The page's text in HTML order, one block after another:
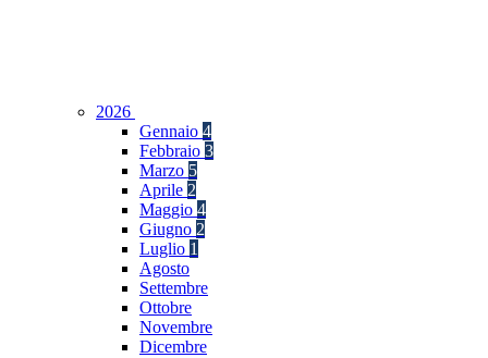
2026
Gennaio 4
Febbraio 3
Marzo 5
Aprile 2
Maggio 4
Giugno 2
Luglio 1
Agosto
Settembre
Ottobre
Novembre
Dicembre